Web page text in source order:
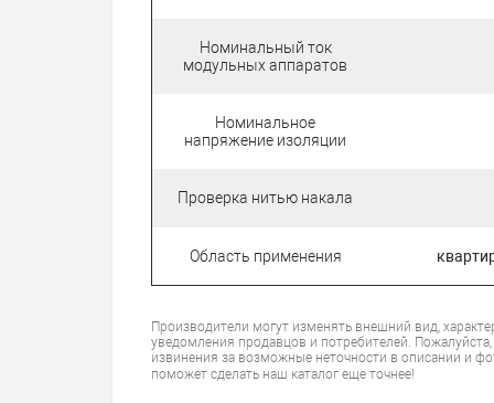
Номинальный ток
модульных аппаратов
Номинальное
напряжение изоляции
Проверка нитью накала
Область применения
Производители могут изменять внешний вид,
уведомления продавцов и потребителей.
извинения за возможные неточности в описании и
поможет сделать наш каталог еще точнее!